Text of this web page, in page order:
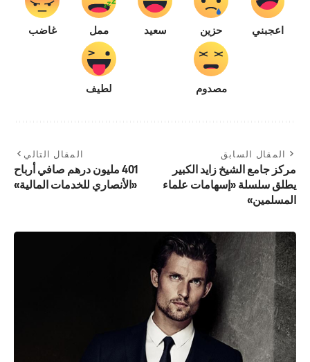
اعجبني حزين سعيد ممل غاضب
مصدوم لطيف
المقال السابق
مركز جامع الشيخ زايد الكبير
يطلق سلسلة «إسهامات علماء
المسلمين»
المقال التالي
401 مليون درهم صافي أرباح
«الأنصاري للخدمات المالية»